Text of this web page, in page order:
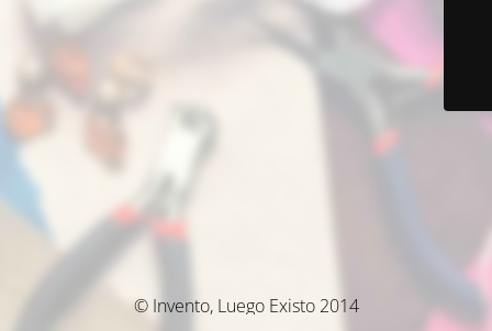
© Invento, Luego Existo 2014